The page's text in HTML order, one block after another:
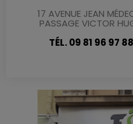
17 AVENUE JEAN
PASSAGE VICTOR
TÉL. 09 81 96 97 88